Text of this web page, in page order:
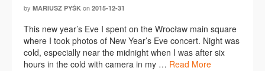
by MARIUSZ PYŚK on 2015-12-31
This new year’s Eve I spent on the Wrocław main square
where I took photos of New Year’s Eve concert. Night was
cold, especially near the midnight when I was after six
hours in the cold with camera in my … Read More